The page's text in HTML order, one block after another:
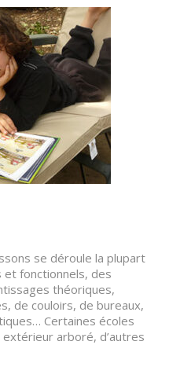
se déroule la plupart
et fonctionnels, des
théoriques,
de couloirs, de bureaux,
Certaines écoles
extérieur arboré, d’autres